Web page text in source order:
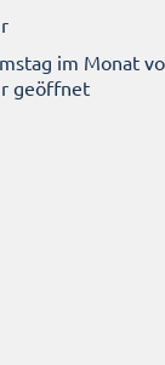
im Monat
geöffnet